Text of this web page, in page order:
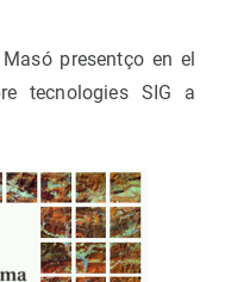
presentço en el
tecnologies SIG a